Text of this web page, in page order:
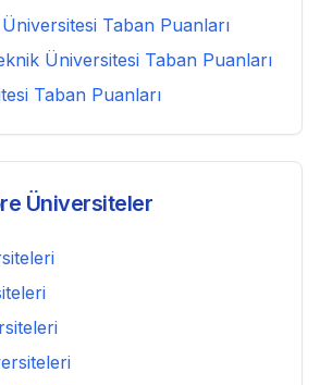
Üniversitesi Taban Puanları
Üniversitesi Taban Puanları
Taban Puanları
Üniversiteler